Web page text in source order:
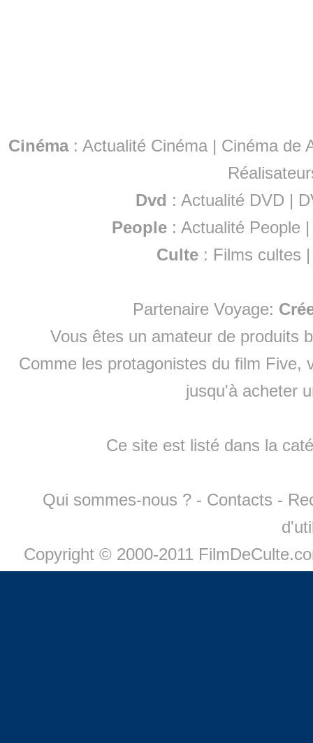
Cinéma: Actualité Cinéma | Cinéma de
Dvd : Actualité DVD |
People :Actualité People
Culte : Films cultes
Partenaire Voyage:
Vous êtes un amateur de produits
Comme les protagonistes du film Five,
jusqu'à acheter
Ce site est listé dans la
Qui sommes-nous ? - Contacts -
Copyright © 2000-2011